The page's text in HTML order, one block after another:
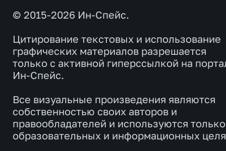
© 2015-2026 Ин-Спейс.
Цитирование текстовых и использование
графических материалов разрешается
только с активной гиперссылкой на
Ин-Спейс.
Все визуальные произведения являются
собственностью своих авторов и
правообладателей и используются
образовательных и информационных